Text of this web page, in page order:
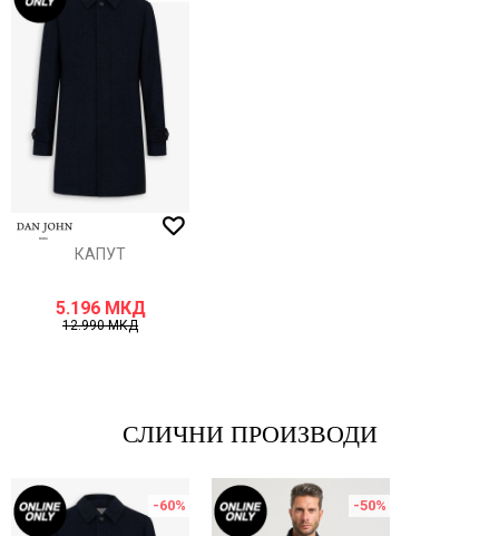
Порака
КАПУТ
5.196 МКД
12.990МКД
СЛИЧНИ ПРОИЗВОДИ
-60% -50%